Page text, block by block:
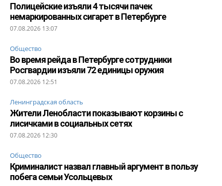
Полицейские изъяли 4 тысячи пачек
немаркированных сигарет в Петербурге
07.08.2026 13:07
Общество
Во время рейда в Петербурге сотрудники
Росгвардии изъяли 72 единицы оружия
07.08.2026 12:51
Ленинградская область
Жители Ленобласти показывают корзины с
лисичками в социальных сетях
07.08.2026 12:30
Общество
Криминалист назвал главный аргумент в пользу
побега семьи Усольцевых